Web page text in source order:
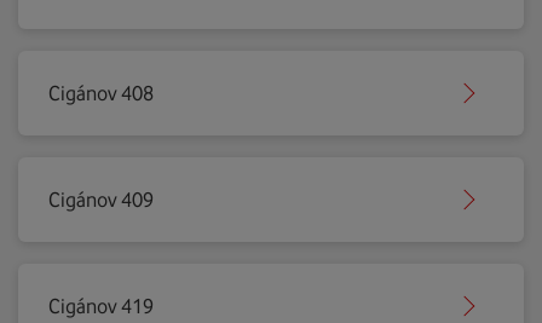
Cigánov 408
Cigánov 409
Cigánov 419